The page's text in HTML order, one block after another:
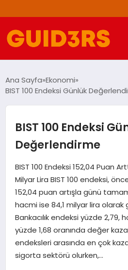
TEKNOLOJI
SPOR
SAĞLIK
EKONOMI
MAGAZIN
EĞITIM
Ana Sayfa Ekonomi
BIST 100 Endeksi Günlük
BIST 100 Endeksi
Değerlendirme
BIST 100 Endeksi 152,04 Puan
Milyar Lira BIST 100 endeksi,
152,04 puan artışla günü
hacmi ise 84,1 milyar lira olarak
Bankacılık endeksi yüzde 2,79,
yüzde 1,68 oranında değer
endeksleri arasında en çok
sigorta sektörü olurken,…